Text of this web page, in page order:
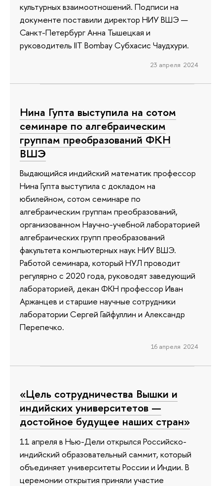
культурных взаимоотношений. Подписи на
документе поставили директор НИУ ВШЭ —
Санкт-Петербург Анна Тышецкая и
руководитель IIT Bombay Субхасис Чаудхури.
23 апреля 2024
Нина Гупта выступила на сотом
семинаре по алгебраическим
группам преобразований ФКН
ВШЭ
Выдающийся индийский математик профессор
Нина Гупта выступила с докладом на
юбилейном, сотом семинаре по
алгебраическим группам преобразований,
организованном Научно-учебной лабораторией
алгебраических групп преобразований
факультета компьютерных наук НИУ ВШЭ.
Работой семинара, который НУЛ проводит
регулярно с 2020 года, руководят заведующий
лабораторией, декан ФКН профессор Иван
Аржанцев и старшие научные сотрудники
лаборатории Сергей Гайфуллин и Александр
Перепечко.
16 апреля 2024
«Цель сотрудничества Вышки и
индийских университетов —
достойное будущее наших стран»
11 апреля в Нью-Дели открылся Российско-
индийский образовательный саммит, который
объединяет университеты России и Индии. В
церемонии открытия приняли участие